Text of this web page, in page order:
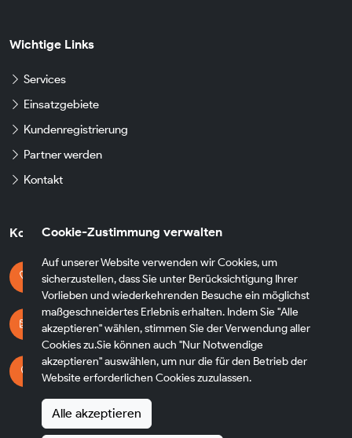
Cookie-Zustimmung verwalten
Auf unserer Website verwenden wir Cookies, um
sicherzustellen, dass Sie unter Berücksichtigung Ihrer
Vorlieben und wiederkehrenden Besuche ein möglichst
maßgeschneidertes Erlebnis erhalten. Indem Sie "Alle
akzeptieren" wählen, stimmen Sie der Verwendung aller
Cookies zu.Sie können auch "Nur Notwendige
akzeptieren" auswählen, um nur die für den Betrieb der
Website erforderlichen Cookies zuzulassen.
Alle akzeptieren
Wichtige Links
Services
Einsatzgebiete
Kundenregistrierung
Partner werden
Kontakt
Kontaktdaten
Kontaktieren Sie uns
+49 174 8790930
E-mail Adresse
info@fh-transfer.de
Adresse
Heppenheimer Str. 56
65428 Rüsselsheim am Main
Germany